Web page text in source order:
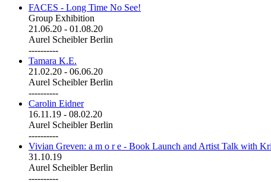
FACES - Long Time No See!
Group Exhibition
21.06.20 - 01.08.20
Aurel Scheibler Berlin
----------
Tamara K.E.
21.02.20 - 06.06.20
Aurel Scheibler Berlin
----------
Carolin Eidner
16.11.19 - 08.02.20
Aurel Scheibler Berlin
----------
Vivian Greven: a m o r e - Book Launch and Artist Talk with
31.10.19
Aurel Scheibler Berlin
----------